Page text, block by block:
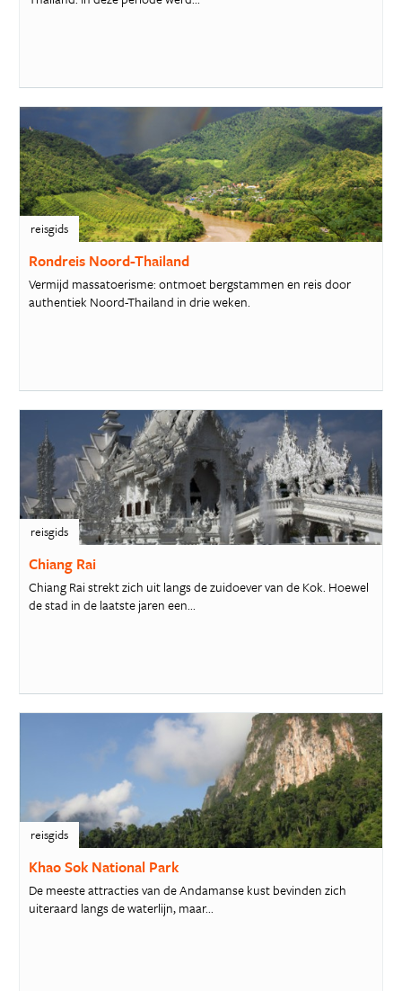
reisgids
Rondreis Noord-Thailand
Vermijd massatoerisme: ontmoet bergstammen en reis door
authentiek Noord-Thailand in drie weken.
reisgids
Chiang Rai
Chiang Rai strekt zich uit langs de zuidoever van de Kok. Hoewel
de stad in de laatste jaren een...
reisgids
Khao Sok National Park
De meeste attracties van de Andamanse kust bevinden zich
uiteraard langs de waterlijn, maar...